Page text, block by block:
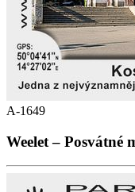
A-1649
Weelet – Posvátné